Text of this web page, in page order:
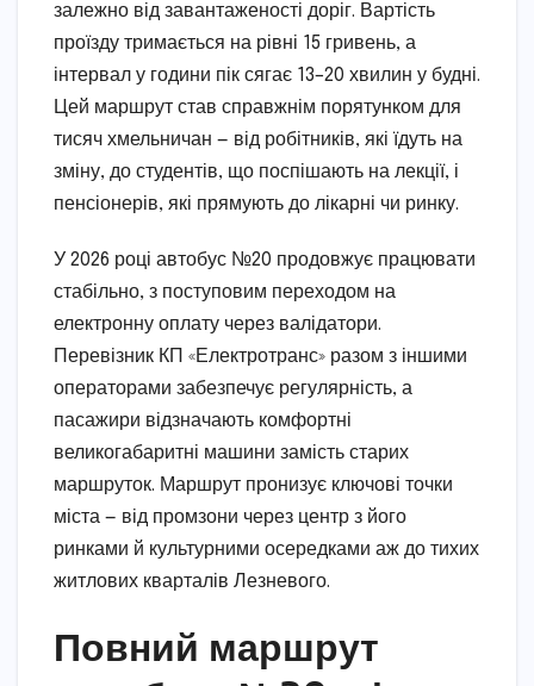
залежно від завантаженості доріг. Вартість
проїзду тримається на рівні 15 гривень, а
інтервал у години пік сягає 13–20 хвилин у будні.
Цей маршрут став справжнім порятунком для
тисяч хмельничан — від робітників, які їдуть на
зміну, до студентів, що поспішають на лекції, і
пенсіонерів, які прямують до лікарні чи ринку.
У 2026 році автобус №20 продовжує працювати
стабільно, з поступовим переходом на
електронну оплату через валідатори.
Перевізник КП «Електротранс» разом з іншими
операторами забезпечує регулярність, а
пасажири відзначають комфортні
великогабаритні машини замість старих
маршруток. Маршрут пронизує ключові точки
міста — від промзони через центр з його
ринками й культурними осередками аж до тихих
житлових кварталів Лезневого.
Повний маршрут